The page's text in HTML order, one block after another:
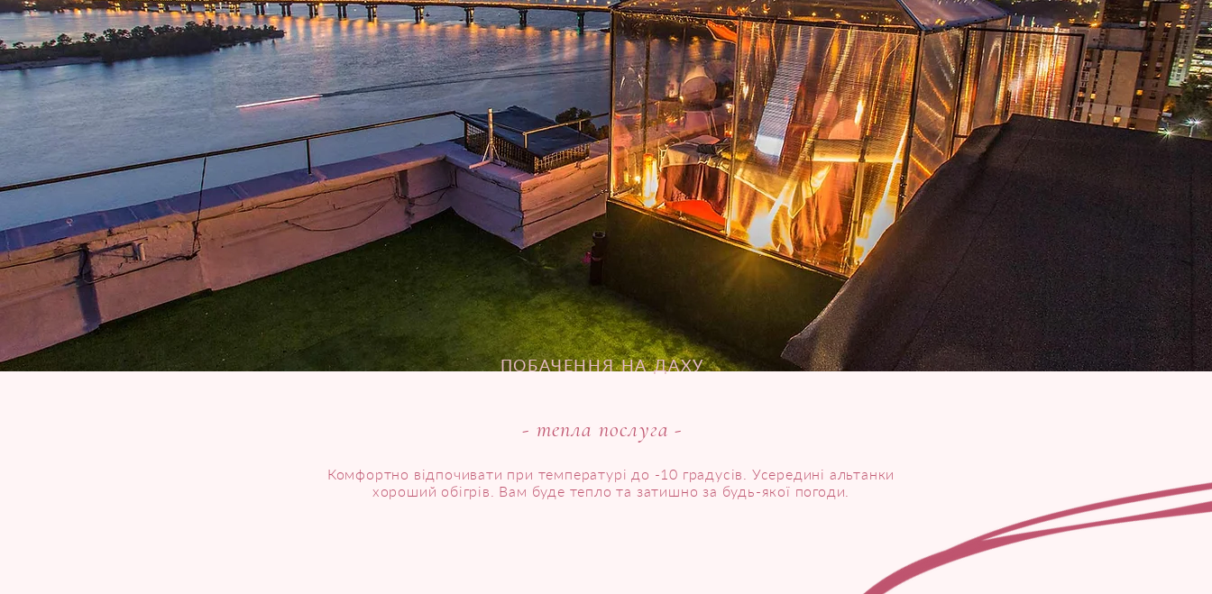
Комфортно відпочивати при температурі до -10 градусів. Усередині альтанки
хороший обігрів. Вам буде тепло та затишно за будь-якої погоди.
ПОБАЧЕННЯ НА ДАХУ
- тепла послуга -